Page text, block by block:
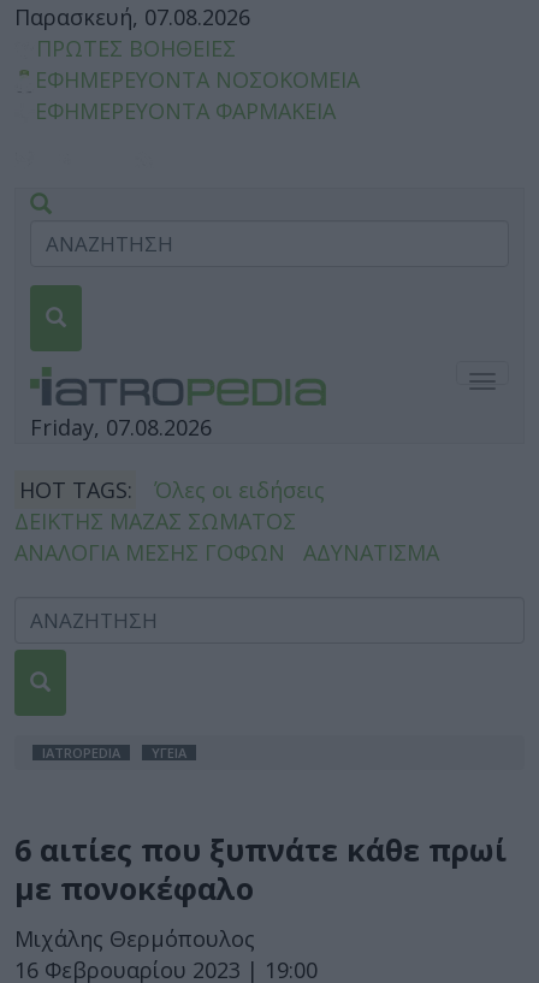
Παρασκευή, 07.08.2026
ΠΡΩΤΕΣ ΒΟΗΘΕΙΕΣ
ΕΦΗΜΕΡΕΥΟΝΤΑ ΝΟΣΟΚΟΜΕΙΑ
ΕΦΗΜΕΡΕΥΟΝΤΑ ΦΑΡΜΑΚΕΙΑ
Friday, 07.08.2026
HOT TAGS:
Όλες οι ειδήσεις
ΔΕΙΚΤΗΣ ΜΑΖΑΣ ΣΩΜΑΤΟΣ
ΑΝΑΛΟΓΙΑ ΜΕΣΗΣ ΓΟΦΩΝ
ΑΔΥΝΑΤΙΣΜΑ
IATROPEDIA ΥΓΕΙΑ
6 αιτίες που ξυπνάτε κάθε πρωί
με πονοκέφαλο
Μιχάλης Θερμόπουλος
16 Φεβρουαρίου 2023 | 19:00